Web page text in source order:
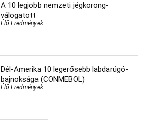
A 10 legjobb nemzeti jégkorong-
válogatott
Élő Eredmények
Dél-Amerika 10 legerősebb labdarúgó-
bajnoksága (CONMEBOL)
Élő Eredmények